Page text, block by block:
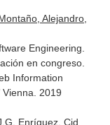
Alejandro,
Engineering.
en congreso.
Information
2019
Enríquez, Cid